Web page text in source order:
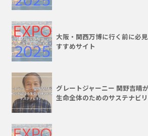
大阪・関西万博に行く前に必
すすめサイト
グレートジャーニー 関野吉晴
生命全体のためのサステナビ